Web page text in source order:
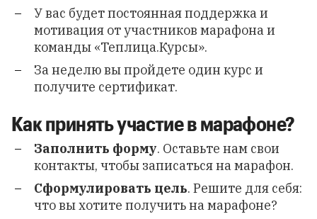
У вас будет постоянная поддержка и
мотивация от участников марафона и
команды «Теплица.Курсы».
За неделю вы пройдете один курс и
получите сертификат.
Как принять участие в марафоне?
Заполнить форму. Оставьте нам свои
контакты, чтобы записаться на марафон.
Сформулировать цель. Решите для себя:
что вы хотите получить на марафоне?